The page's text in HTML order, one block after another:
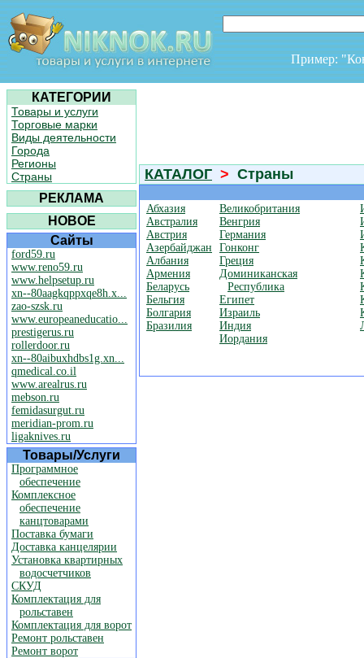
Пример:
КАТЕГОРИИ
Товары и услуги
Торговые марки
Виды деятельности
Города
Регионы
Страны
РЕКЛАМА
НОВОЕ
Сайты
ford59.ru
www.reno59.ru
www.helpsetup.ru
xn--80aagkqppxqe8h.x...
zao-szsk.ru
www.europeaneducatio...
prestigerus.ru
rollerdoor.ru
xn--80aibuxhdbs1g.xn...
qmedical.co.il
www.arealrus.ru
mebson.ru
femidasurgut.ru
meridian-prom.ru
ligaknives.ru
Товары/Услуги
Программное
обеспечение
Комплексное
обеспечение
канцтоварами
Поставка бумаги
Доставка канцелярии
Установка квартирных
водосчетчиков
СКУД
Комплектация для
рольставен
Комплектация для ворот
Ремонт рольставен
Ремонт ворот
КАТАЛОГ > Страны
Абхазия
Австралия
Австрия
Азербайджан
Албания
Армения
Беларусь
Бельгия
Болгария
Бразилия
Великобритания
Венгрия
Германия
Гонконг
Греция
Доминиканская
Республика
Египет
Израиль
Индия
Иордания